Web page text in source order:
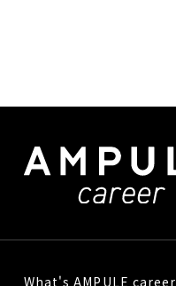
What's AMPULE career